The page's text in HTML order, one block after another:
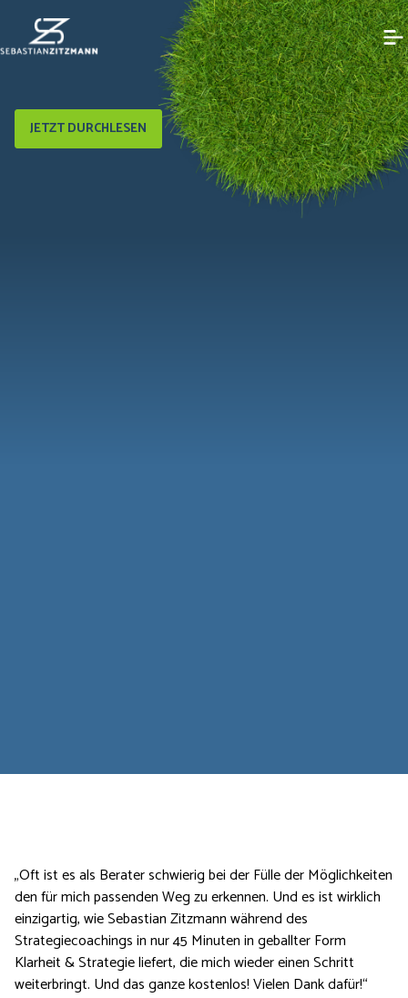
JETZT DURCHLESEN
„Oft ist es als Berater schwierig bei der Fülle der Möglichkeiten
den für mich passenden Weg zu erkennen. Und es ist wirklich
einzigartig, wie Sebastian Zitzmann während des
Strategiecoachings in nur 45 Minuten in geballter Form
Klarheit & Strategie liefert, die mich wieder einen Schritt
weiterbringt. Und das ganze kostenlos! Vielen Dank dafür!“